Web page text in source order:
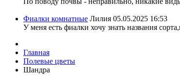
Фиалки комнатные Лилия 05.05.2025 16:53
У меня есть фиалки хочу знать названия
Главная
Полевые цветы
Шандра